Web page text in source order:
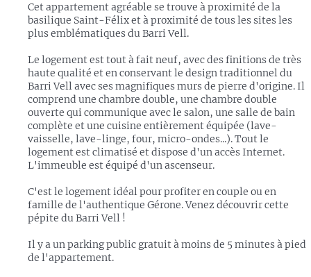
Cet appartement agréable se trouve à proximité de la
basilique Saint-Félix et à proximité de tous les sites les
plus emblématiques du Barri Vell.
Le logement est tout à fait neuf, avec des finitions de très
haute qualité et en conservant le design traditionnel du
Barri Vell avec ses magnifiques murs de pierre d'origine. Il
comprend une chambre double, une chambre double
ouverte qui communique avec le salon, une salle de bain
complète et une cuisine entièrement équipée (lave-
vaisselle, lave-linge, four, micro-ondes...). Tout le
logement est climatisé et dispose d'un accès Internet.
L'immeuble est équipé d'un ascenseur.
C'est le logement idéal pour profiter en couple ou en
famille de l'authentique Gérone. Venez découvrir cette
pépite du Barri Vell !
Il y a un parking public gratuit à moins de 5 minutes à pied
de l'appartement.